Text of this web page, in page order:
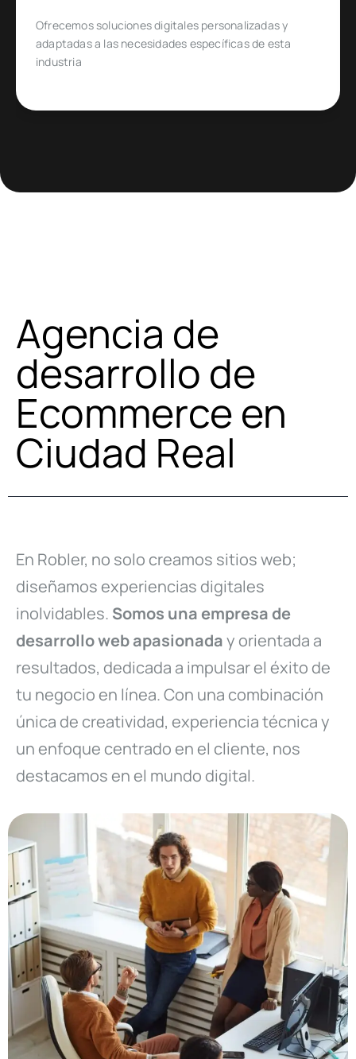
Diseñado para emprendedores y empresas que
quieren ingresar o expandirse en un mercado de
comercio electrónico muy específico
Agencia de
desarrollo de
Ecommerce en
Ciudad Real
En Robler, no solo creamos sitios web;
diseñamos experiencias digitales
inolvidables. Somos una empresa de
desarrollo web apasionaday orientada a
resultados, dedicada a impulsar el éxito de
tu negocio en línea. Con una combinación
única de creatividad, experiencia técnica y
un enfoque centrado en el cliente, nos
destacamos en el mundo digital.